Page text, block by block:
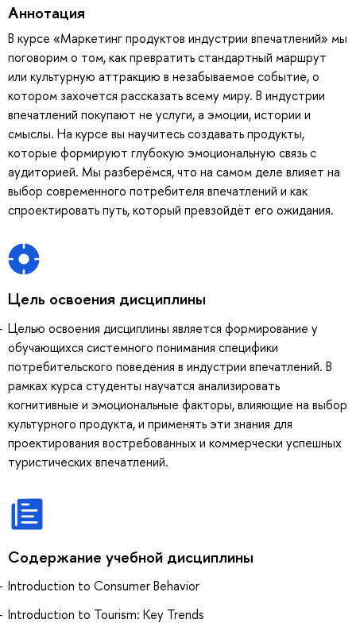
Аннотация
В курсе «Маркетинг продуктов индустрии впечатлений» мы
поговорим о том, как превратить стандартный маршрут
или культурную аттракцию в незабываемое событие, о
котором захочется рассказать всему миру. В индустрии
впечатлений покупают не услуги, а эмоции, истории и
смыслы. На курсе вы научитесь создавать продукты,
которые формируют глубокую эмоциональную связь с
аудиторией. Мы разберёмся, что на самом деле влияет на
выбор современного потребителя впечатлений и как
спроектировать путь, который превзойдёт его ожидания.
Цель освоения дисциплины
Целью освоения дисциплины является формирование у
обучающихся системного понимания специфики
потребительского поведения в индустрии впечатлений. В
рамках курса студенты научатся анализировать
когнитивные и эмоциональные факторы, влияющие на выбор
культурного продукта, и применять эти знания для
проектирования востребованных и коммерчески успешных
туристических впечатлений.
Содержание учебной дисциплины
Introduction to Consumer Behavior
Introduction to Tourism: Key Trends